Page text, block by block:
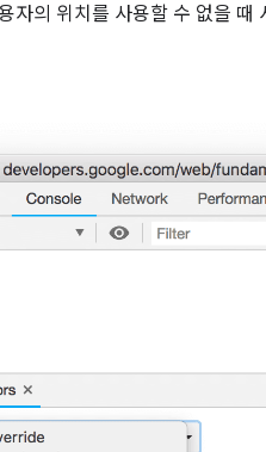
자의 위치를 사용할 수 없을 때